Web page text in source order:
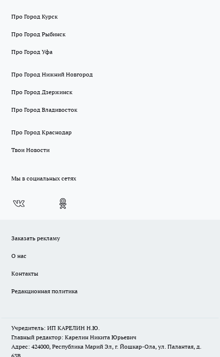
Про Город Курск
Про Город Рыбинск
Про Город Уфа
Про Город Нижний Новгород
Про Город Дзержинск
Про Город Владивосток
Про Город Краснодар
Твои Новости
Мы в социальных сетях
Заказать рекламу
О нас
Контакты
Редакционная политика
Учредитель: ИП КАРЕЛИН Н.Ю.
Главный редактор: Карелин Никита Юрьевич
Адрес: 424000, Республика Марий Эл, г. Йошкар-Ола, ул. Палантая, д.